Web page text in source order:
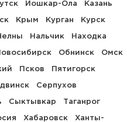
Йошкар-Ола Казань
Крым Курган Курск
Нальчик Находка
Обнинск Омск
Псков Пятигорск
Серпухов
Сыктывкар Таганрог
Хабаровск Ханты-